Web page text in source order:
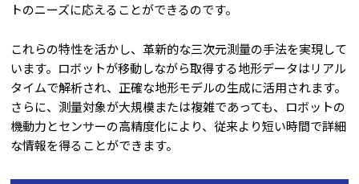
トのニーズに応えることができるのです。
これらの特性を活かし、革新的な三次元測量の手法を実現して
います。ロボットが移動しながら取得する地形データはリアル
タイムで解析され、正確な地形モデルの生成に活用されます。
さらに、測量対象が大規模または複雑であっても、ロボットの
機動力とセンサーの高精度化により、従来より短い時間で詳細
な情報を得ることができます。